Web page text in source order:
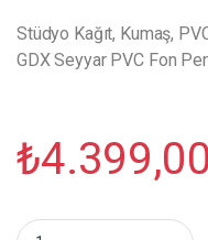
Stüdyo Kağıt, Kumaş,
GDX Seyyar PVC Fon
₺4.399,00
GDX Seyyar PVC Fon